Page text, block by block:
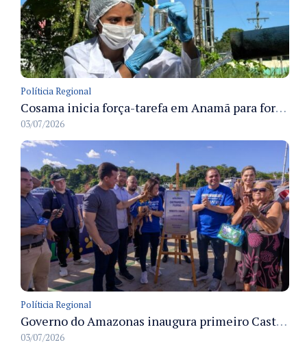
Políticia Regional
Cosama inicia força-tarefa em Anamã para fortalecer abastecimento de água e segurança hídrica da população
03/07/2026
Políticia Regional
Governo do Amazonas inaugura primeiro Castramóvel Fluvial para atendimento veterinário às comunidades ribeirinhas e castração gratuita
03/07/2026